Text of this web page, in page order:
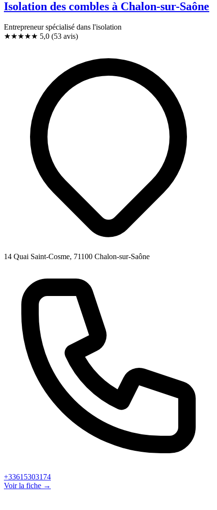
Isolation des combles à Chalon-sur-Saône
Entrepreneur spécialisé dans l'isolation
★★★★★ 5,0 (53 avis)
14 Quai Saint-Cosme, 71100 Chalon-sur-Saône
+33615303174
Voir la fiche →